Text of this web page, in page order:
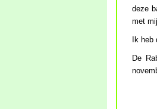
deze
met
Ik
De